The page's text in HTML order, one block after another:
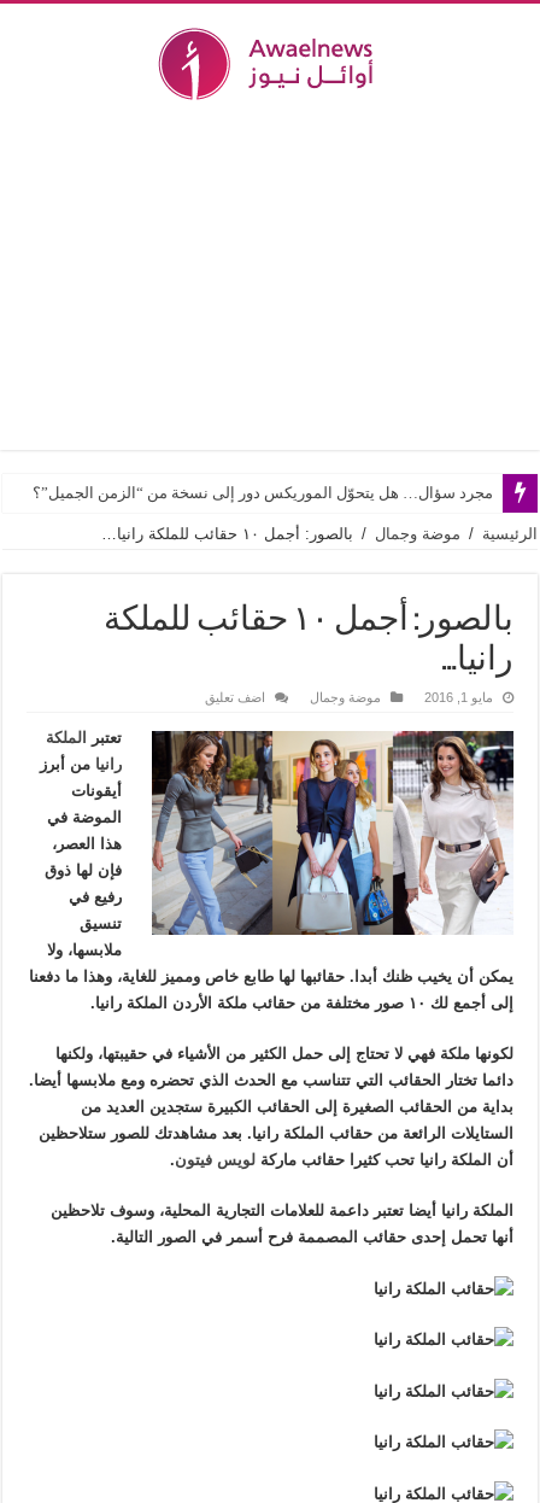
مجرد سؤال… هل يتحوّل الموريكس دور إلى نسخة من “الزمن الجميل”؟
الرئيسية / موضة وجمال / بالصور: أجمل ١٠ حقائب للملكة رانيا…
بالصور: أجمل ١٠ حقائب للملكة
رانيا…
مايو 1, 2016 موضة وجمال اضف تعليق
تعتبر
الملكة
رانيا من أبرز
أيقونات
الموضة في
هذا العصر،
فإن لها ذوق
رفيع في
تنسيق
ملابسها، ولا
يمكن أن يخيب ظنك أبدا. حقائبها لها طابع خاص ومميز للغاية، وهذا ما دفعنا
إلى أجمع لك ١٠ صور مختلفة من حقائب ملكة الأردن الملكة رانيا.
لكونها ملكة فهي لا تحتاج إلى حمل الكثير من الأشياء في حقيبتها، ولكنها
دائما تختار الحقائب التي تتناسب مع الحدث الذي تحضره ومع ملابسها أيضا.
بداية من الحقائب الصغيرة إلى الحقائب الكبيرة ستجدين العديد من
الستايلات الرائعة من حقائب الملكة رانيا. بعد مشاهدتك للصور ستلاحظين
أن الملكة رانيا تحب كثيرا حقائب ماركةلويس فيتون.
الملكة رانيا أيضا تعتبر داعمة للعلامات التجارية المحلية، وسوف تلاحظين
أنها تحمل إحدى حقائب المصممة فرح أسمر في الصور التالية.